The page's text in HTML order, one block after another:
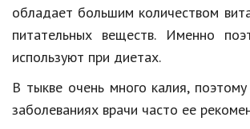
Домашние животные
Семья и дети
Строительство
обладает большим количеством
питательных веществ. Именно
используют при диетах.
В тыкве очень много калия,
заболеваниях врачи часто ее